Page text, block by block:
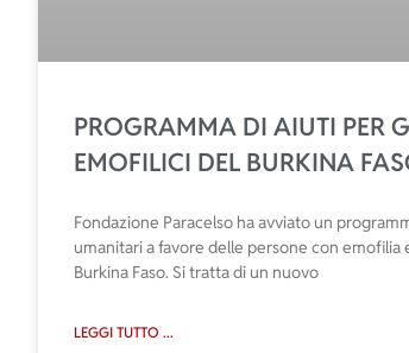
PROGRAMMA DI AIUTI PER
EMOFILICI DEL BURKINA
Fondazione Paracelso ha avviato un
umanitari a favore delle persone con emofilia
Burkina Faso. Si tratta di un nuovo
LEGGI TUTTO ...